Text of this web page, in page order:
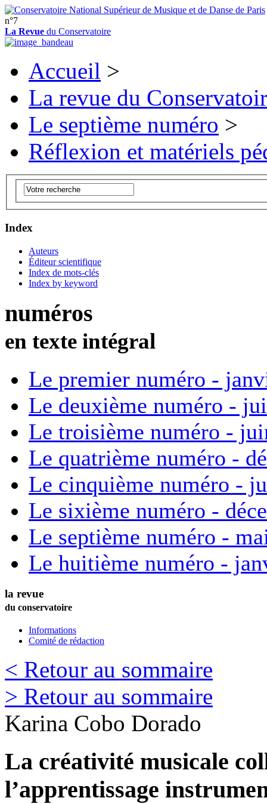
n°7
La Revue du Conservatoire
Accueil >
La revue du
Le septième numéro >
Réflexion et matériels
Index
Auteurs
Éditeur scientifique
Index de mots-clés
Index by keyword
numéros
en texte intégral
Le premier numéro -
Le deuxième numéro -
Le troisième numéro -
Le quatrième numéro -
Le cinquième numéro -
Le sixième numéro -
Le septième numéro -
Le huitième numéro -
la revue
du conservatoire
Informations
Comité de rédaction
< Retour au sommaire
> Retour au sommaire
Karina Cobo Dorado
La créativité musicale
l’apprentissage